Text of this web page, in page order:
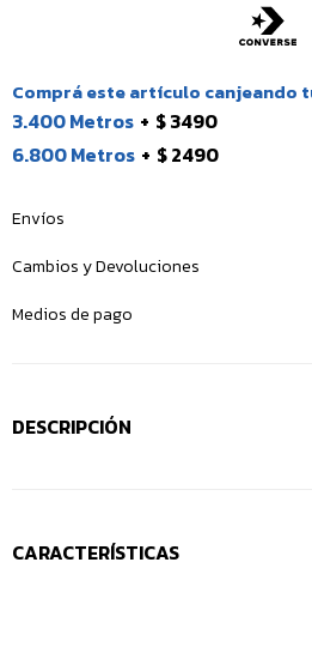
Comprá este artículo canjeando
3.400 Metros $ 3490
6.800 Metros $ 2490
Envíos
Cambios y Devoluciones
Medios de pago
DESCRIPCIÓN
CARACTERÍSTICAS